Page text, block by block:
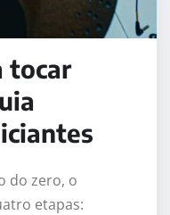
tocar
do zero, o
etapas: